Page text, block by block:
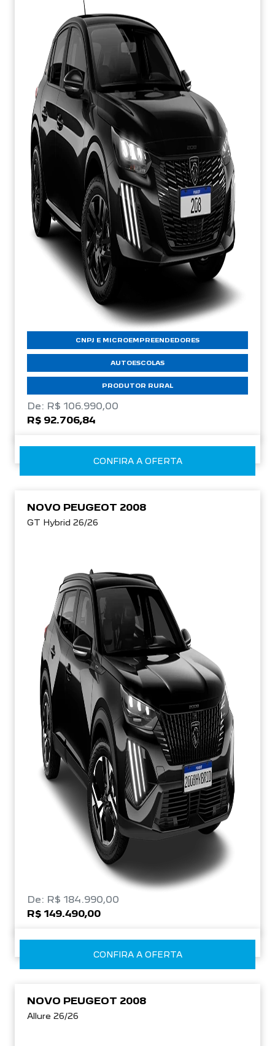
CNPJ E MICROEMPREENDEDORES
AUTOESCOLAS
PRODUTOR RURAL
De: R$ 106.990,00
R$ 92.706,84
CONFIRA A OFERTA
NOVO PEUGEOT 2008
GT Hybrid 26/26
De: R$ 184.990,00
R$ 149.490,00
CONFIRA A OFERTA
NOVO PEUGEOT 2008
Allure 26/26